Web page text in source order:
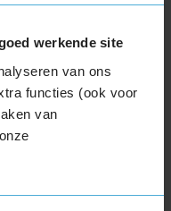
werkende site
van ons
functies (ook voor
van
Zeker